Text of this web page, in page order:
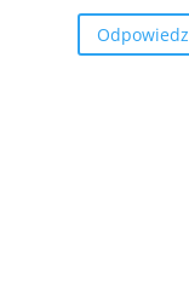
Odpowiedz